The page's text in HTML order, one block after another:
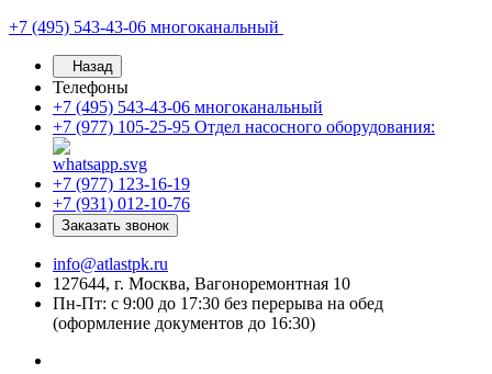
+7 (495) 543-43-06 многоканальный
Назад
Телефоны
+7 (495) 543-43-06 многоканальный
+7 (977) 105-25-95 Отдел насосного оборудования:
+7 (977) 123-16-19
+7 (931) 012-10-76
Заказать звонок
info@atlastpk.ru
127644, г. Москва, Вагоноремонтная 10
Пн-Пт: с 9:00 до 17:30 без перерыва на обед
(оформление документов до 16:30)